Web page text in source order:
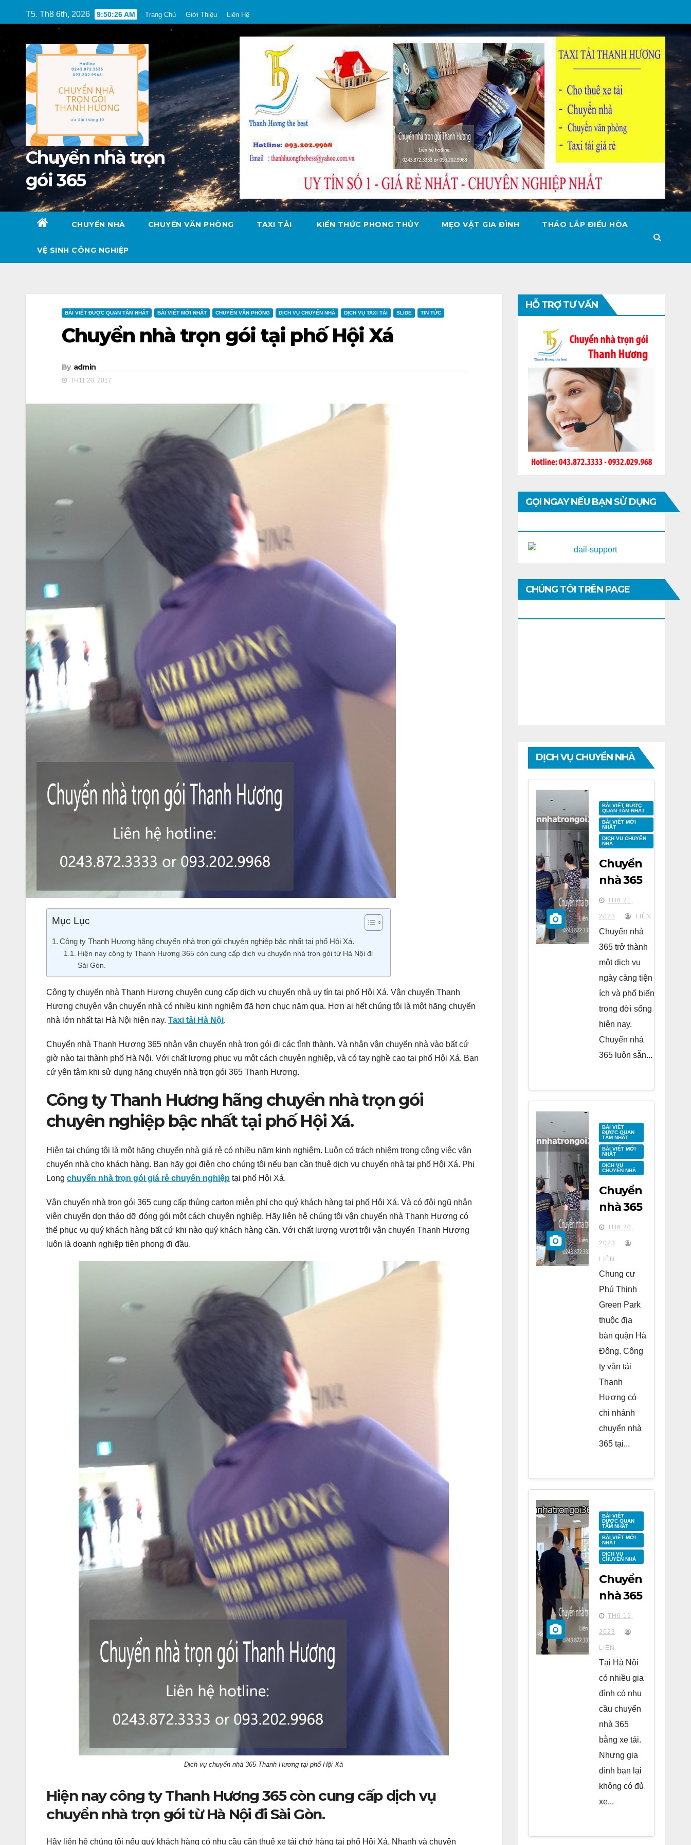
to
T5. Th8 6th, 2026 9:50:27 AM Trang Chủ Giới Thiệu Liên Hệ
Chuyển nhà trọn
gói 365
CHUYỂN NHÀ CHUYỂN VĂN PHÒNG TAXI TẢI KIẾN THỨC PHONG THỦY MẸO VẶT GIA ĐÌNH THÁO LẮP ĐIỀU HÒA
VỆ SINH CÔNG NGHIỆP
BÀI VIẾT ĐƯỢC QUAN TÂM NHẤT BÀI VIẾT MỚI NHẤT CHUYỂN VĂN PHÒNG DỊCH VỤ CHUYỂN NHÀ DỊCH VỤ TAXI TẢI SLIDE TIN TỨC
Chuyển nhà trọn gói tại phố Hội Xá
By admin
TH11 20, 2017
Mục Lục
Công ty Thanh Hương hãng chuyển nhà trọn gói chuyên nghiệp bậc nhất tại phố Hội Xá.
Hiện nay công ty Thanh Hương 365 còn cung cấp dịch vụ chuyển nhà trọn gói từ Hà Nội đi
Sài Gòn.
Công ty chuyển nhà Thanh Hương chuyên cung cấp dịch vụ chuyển nhà uy tín tại phố Hội Xá. Vận chuyển Thanh
Hương chuyên vận chuyển nhà có nhiều kinh nghiệm đã hơn chục năm qua. Hơn ai hết chúng tôi là một hãng chuyển
nhà lớn nhất tại Hà Nội hiện nay. Taxi tải Hà Nội.
Chuyển nhà Thanh Hương 365 nhận vận chuyển nhà trọn gói đi các tỉnh thành. Và nhận vận chuyển nhà vào bất cứ
giờ nào tại thành phố Hà Nội. Với chất lượng phục vụ một cách chuyên nghiệp, và có tay nghề cao tại phố Hội Xá. Bạn
cứ yên tâm khi sử dụng hãng chuyển nhà trọn gói 365 Thanh Hương.
Công ty Thanh Hương hãng chuyển nhà trọn gói
chuyên nghiệp bậc nhất tại phố Hội Xá.
Hiện tại chúng tôi là một hãng chuyển nhà giá rẻ có nhiều năm kinh nghiệm. Luôn có trách nhiệm trong công việc vận
chuyển nhà cho khách hàng. Bạn hãy gọi điện cho chúng tôi nếu bạn cần thuê dịch vụ chuyển nhà tại phố Hội Xá. Phi
Long chuyển nhà trọn gói giá rẻ chuyên nghiệp tại phố Hội Xá.
Vận chuyển nhà trọn gói 365 cung cấp thùng carton miễn phí cho quý khách hàng tại phố Hội Xá. Và có đội ngũ nhân
viên chuyển dọn tháo dỡ đóng gói một cách chuyên nghiệp. Hãy liên hệ chúng tôi vận chuyển nhà Thanh Hương có
thể phục vụ quý khách hàng bất cứ khi nào quý khách hàng cần. Với chất lượng vượt trội vận chuyển Thanh Hương
luôn là doanh nghiệp tiên phong đi đầu.
Dịch vụ chuyển nhà 365 Thanh Hương tại phố Hội Xá
Hiện nay công ty Thanh Hương 365 còn cung cấp dịch vụ
chuyển nhà trọn gói từ Hà Nội đi Sài Gòn.
Hãy liên hệ chúng tôi nếu quý khách hàng có nhu cầu cần thuê xe tải chở hàng tại phố Hội Xá. Nhanh và chuyên
HỖ TRỢ TƯ VẤN
GỌI NGAY NẾU BẠN SỬ DỤNG
CHÚNG TÔI TRÊN PAGE
DỊCH VỤ CHUYỂN NHÀ
BÀI VIẾT ĐƯỢC
QUAN TÂM NHẤT
BÀI VIẾT MỚI
NHẤT
DỊCH VỤ CHUYỂN
NHÀ
Chuyển
nhà 365
tại chung
cư BID
Residence
Tố Hữu
TH6 21,
2023 LIÊN
Chuyển nhà
365 trở thành
một dịch vụ
ngày càng tiện
ích và phổ biến
trong đời sống
hiện nay.
Chuyển nhà
365 luôn sẵn...
BÀI VIẾT
ĐƯỢC QUAN
TÂM NHẤT
BÀI VIẾT MỚI
NHẤT
DỊCH VỤ
CHUYỂN NHÀ
Chuyển
nhà 365
tại
chung
cư Phú
Thịnh
Green
Park Hà
Đông
TH6 20,
2023
LIÊN
Chung cư
Phú Thịnh
Green Park
thuộc địa
bàn quận Hà
Đông. Công
ty vận tải
Thanh
Hương có
chi nhánh
chuyển nhà
365 tại...
BÀI VIẾT
ĐƯỢC QUAN
TÂM NHẤT
BÀI VIẾT MỚI
NHẤT
DỊCH VỤ
CHUYỂN NHÀ
Chuyển
nhà 365
tại
chung
cư Park
Kiara Hà
Đông
TH6 19,
2023
LIÊN
Tại Hà Nội
có nhiều gia
đình có nhu
cầu chuyển
nhà 365
bằng xe tải.
Nhưng gia
đình bạn lại
không có đủ
xe...